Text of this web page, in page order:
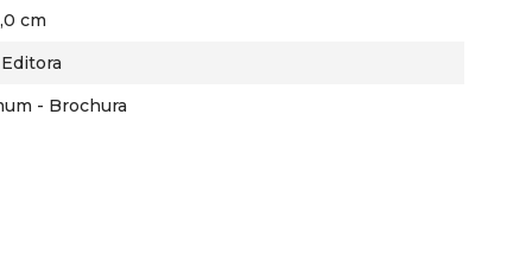
cm
- Brochura